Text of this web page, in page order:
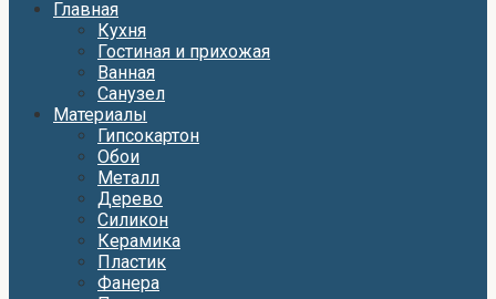
Главная
Кухня
Гостиная и прихожая
Ванная
Санузел
Материалы
Гипсокартон
Обои
Металл
Дерево
Силикон
Керамика
Пластик
Фанера